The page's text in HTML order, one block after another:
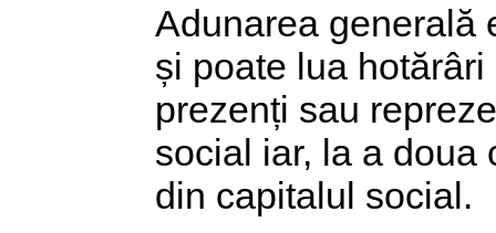
Adunarea generală
și poate lua
prezenți sau
social iar, la a doua
din capitalul social.